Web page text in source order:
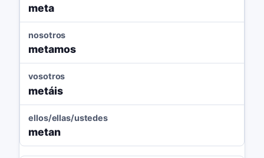
meta
nosotros
metamos
vosotros
metáis
ellos/ellas/ustedes
metan